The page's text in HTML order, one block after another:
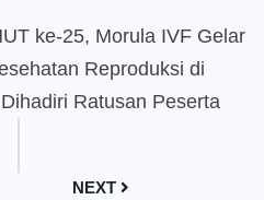
ke-25, Morula IVF Gelar
Reproduksi di
Ratusan Peserta
NEXT